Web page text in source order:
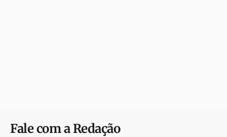
Fale com a Redação